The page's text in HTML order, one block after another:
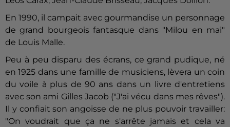
En 1990, il campait avec gourmandise un personnage
de grand bourgeois fantasque dans "Milou en mai"
de Louis Malle.
Peu à peu disparu des écrans, ce grand pudique, né
en 1925 dans une famille de musiciens, lèvera un coin
du voile à plus de 90 ans dans un livre d'entretiens
avec son ami Gilles Jacob ("J'ai vécu dans mes rêves").
Il y confiait son angoisse de ne plus pouvoir travailler:
"On voudrait que ça ne s'arrête jamais et cela va